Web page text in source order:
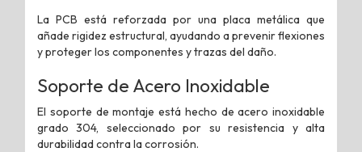
La PCB está reforzada por una placa metálica que
añade rigidez estructural, ayudando a prevenir flexiones
y proteger los componentes y trazas del daño.
Soporte de Acero Inoxidable
El soporte de montaje está hecho de acero inoxidable
grado 304, seleccionado por su resistencia y alta
durabilidad contra la corrosión.